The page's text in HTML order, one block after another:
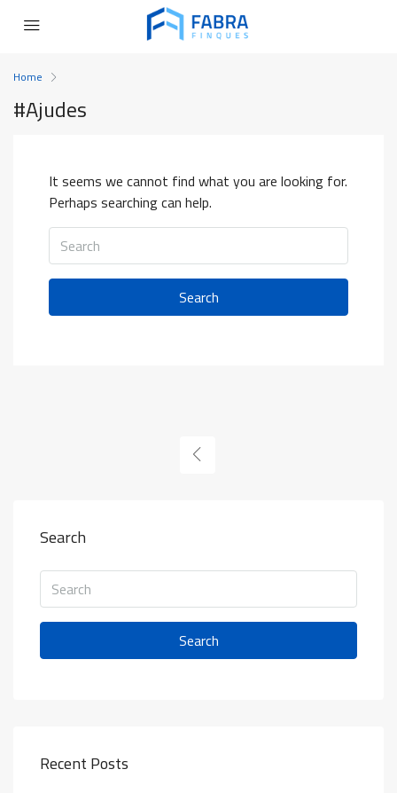
Home
#Ajudes
It seems we cannot find what you are looking for.
Perhaps searching can help.
Search
Search
Search
Recent Posts